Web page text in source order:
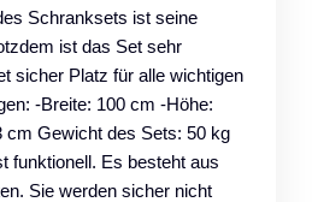
Schranksets ist seine
ist das Set sehr
sicher Platz für alle wichtigen
-Breite: 100 cm -Höhe:
cm Gewicht des Sets: 50 kg
funktionell. Es besteht aus
Sie werden sicher nicht